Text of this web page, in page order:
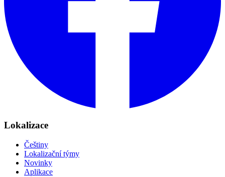
Lokalizace
Češtiny
Lokalizační týmy
Novinky
Aplikace